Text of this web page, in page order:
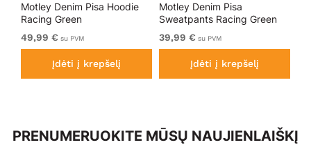
Motley Denim Pisa Hoodie
Racing Green
49,99 € su PVM
Įdėti į krepšelį
Motley Denim Pisa
Sweatpants Racing Green
39,99 € su PVM
Įdėti į krepšelį
PRENUMERUOKITE MŪSŲ NAUJIENLAIŠKĮ